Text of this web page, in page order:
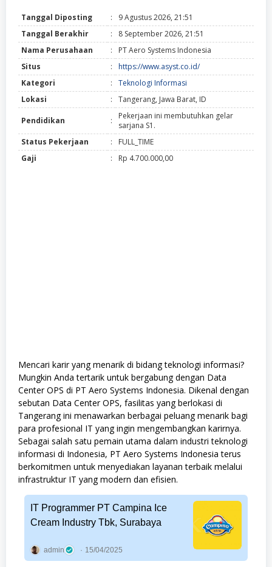
Tanggal Diposting :
9 Agustus 2026, 21:51
Tanggal Berakhir
:
8 September 2026, 21:51
Nama Perusahaan
:
PT Aero Systems Indonesia
Situs
:
https://www.asyst.co.id/
Kategori
:
Teknologi Informasi
Lokasi
: Tangerang, Jawa Barat, ID
Pendidikan :
Pekerjaan ini membutuhkan gelar
sarjana S1.
Status Pekerjaan
:
FULL_TIME
Gaji
: Rp 4.700.000,00
Mencari karir yang menarik di bidang teknologi informasi?
Mungkin Anda tertarik untuk bergabung dengan Data
Center OPS di PT Aero Systems Indonesia. Dikenal dengan
sebutan Data Center OPS, fasilitas yang berlokasi di
Tangerang ini menawarkan berbagai peluang menarik bagi
para profesional IT yang ingin mengembangkan karirnya.
Sebagai salah satu pemain utama dalam industri teknologi
informasi di Indonesia, PT Aero Systems Indonesia terus
berkomitmen untuk menyediakan layanan terbaik melalui
infrastruktur IT yang modern dan efisien.
IT Programmer PT Campina Ice
Cream Industry Tbk, Surabaya
admin 15/04/2025